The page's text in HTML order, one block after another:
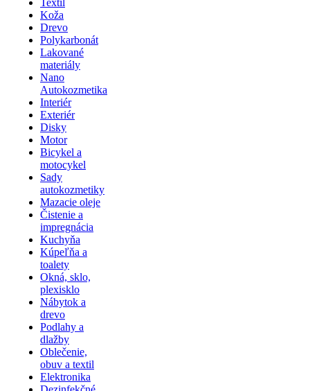
Textil
Koža
Drevo
Polykarbonát
Lakované
materiály
Nano
Autokozmetika
Interiér
Exteriér
Disky
Motor
Bicykel a
motocykel
Sady
autokozmetiky
Mazacie oleje
Čistenie a
impregnácia
Kuchyňa
Kúpeľňa a
toalety
Okná, sklo,
plexisklo
Nábytok a
drevo
Podlahy a
dlažby
Oblečenie,
obuv a textil
Elektronika